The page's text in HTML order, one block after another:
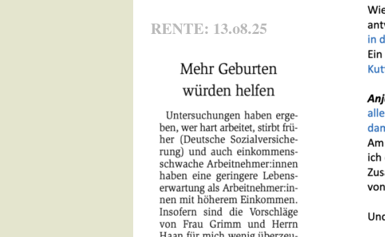
RENTE: 13.o8.25